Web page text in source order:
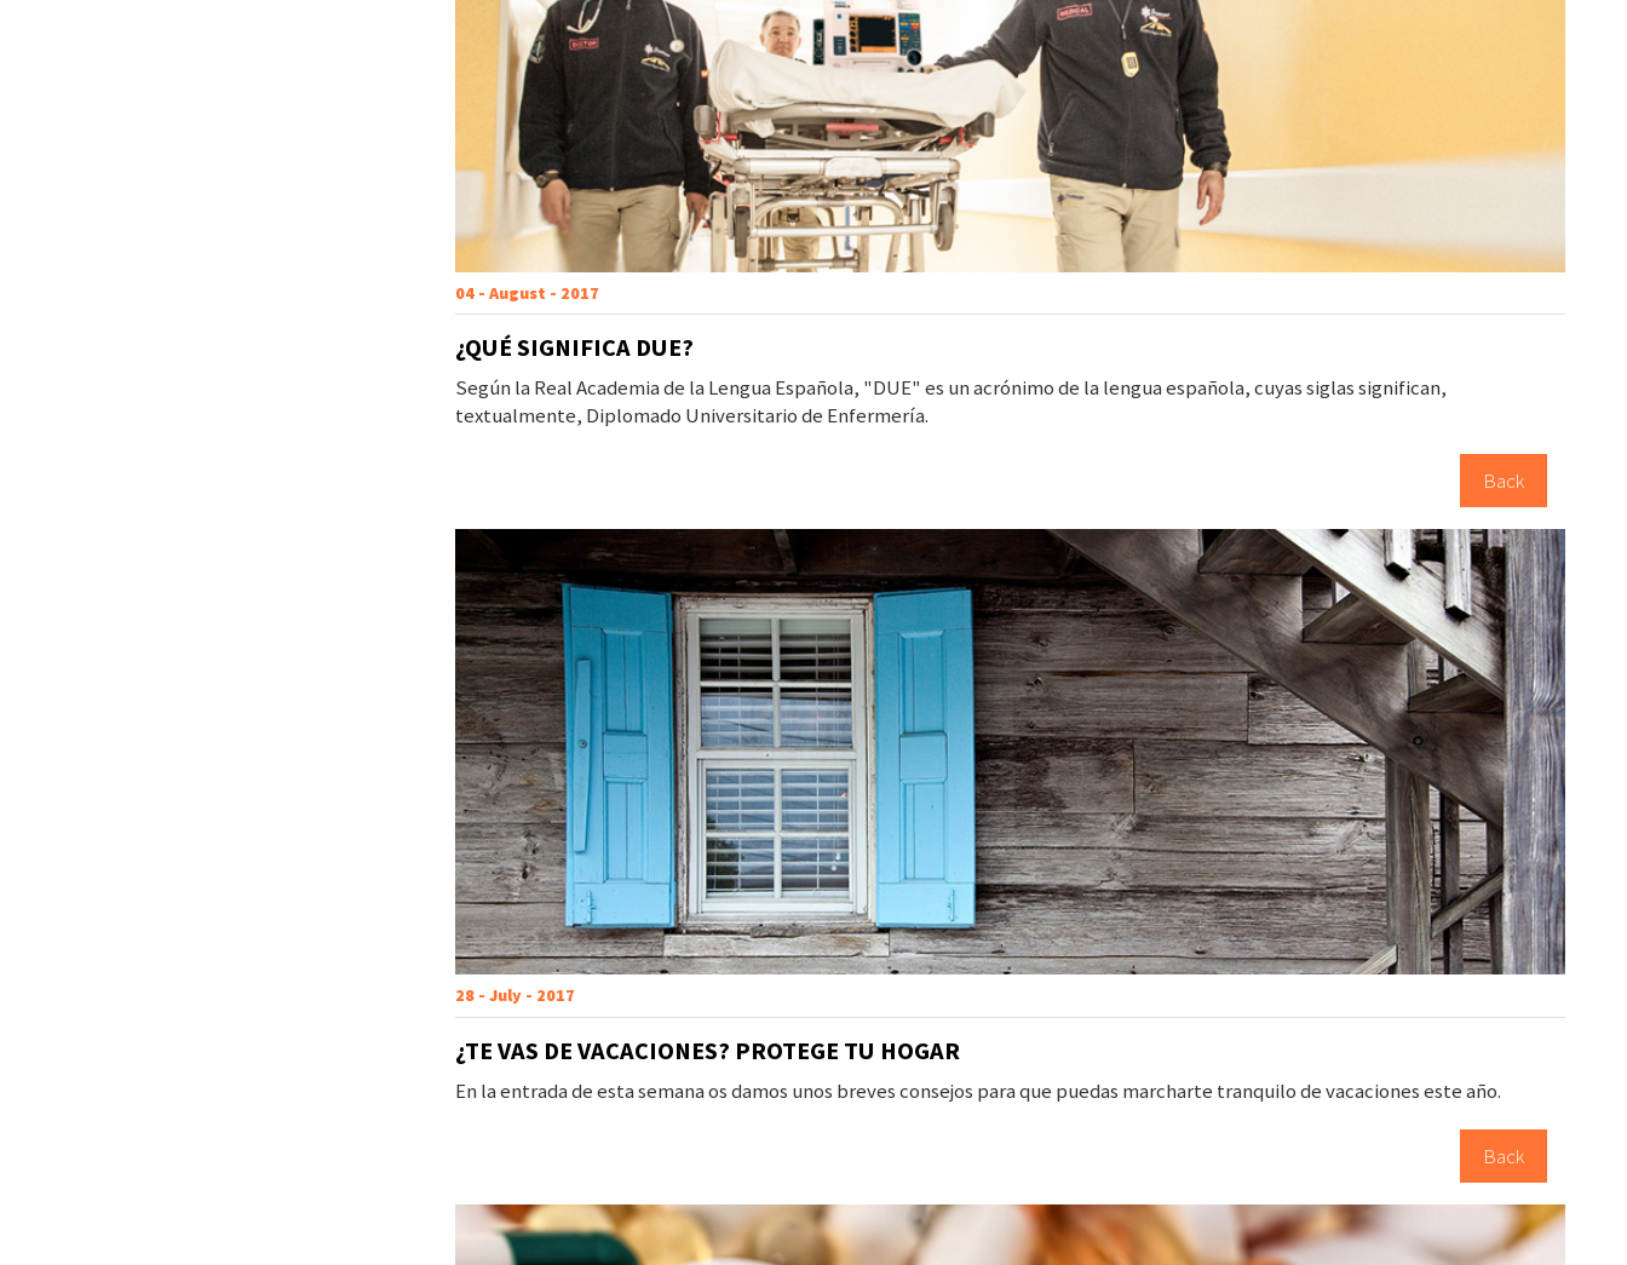
04 - August - 2017
¿QUÉ SIGNIFICA DUE?
Según la Real Academia de la Lengua Española, "DUE" es un acrónimo de la lengua española, cuyas siglas significan,
textualmente, Diplomado Universitario de Enfermería.
Back
28 - July - 2017
¿TE VAS DE VACACIONES? PROTEGE TU HOGAR
En la entrada de esta semana os damos unos breves consejos para que puedas marcharte tranquilo de vacaciones este año.
Back